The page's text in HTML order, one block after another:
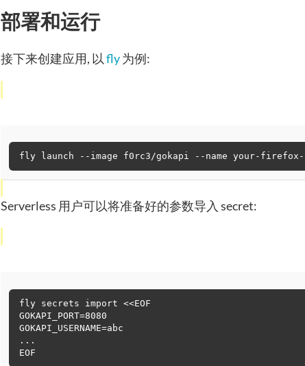
部署和运行
接下来创建应用, 以 fly为例:
fly launch --image f0rc3/gokapi --name your-firefox-
Serverless 用户可以将准备好的参数导入 secret:
fly secrets import <<EOF
GOKAPI_PORT=8080
GOKAPI_USERNAME=abc
...
EOF